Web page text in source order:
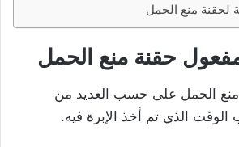
لحقنة منع الحمل
حقنة منع الحمل
منع الحمل على حسب العديد من
الذي تم أخذ الإبرة فيه.